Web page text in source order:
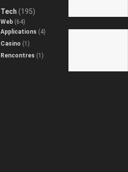
Tech (195)
Web (64)
Applications (4)
Casino (1)
Rencontres (1)